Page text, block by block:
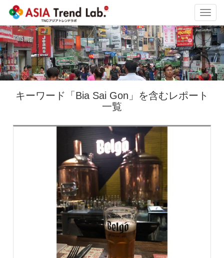
キーワード「Bia Sai Gon」を含むレポート
一覧